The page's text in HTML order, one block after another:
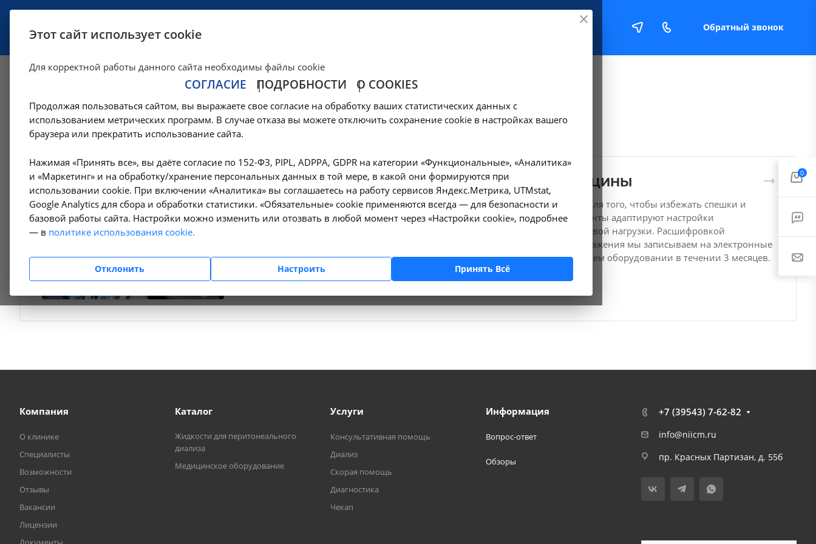
Обратный звонок
Обзоры
Обзоры
Лучевая диагностика в НИИ КЛИНИЧЕСКОЙ МЕДИЦИНЫ
Мы выделяем время на исследования в зависимости от каждой ситуации для того, чтобы избежать спешки и
дискомфорта у медицинских работников и пациента. Наши рентгенлаборанты адаптируют настройки
оборудования для получения качественных снимков и минимизации лучевой нагрузки. Расшифровкой
результатов занимаются опытные врачи рентгенологи. Полученные изображения мы записываем на электронные
носители и передаем пациентам. Результаты обследования хранятся в нашем оборудовании в течении 3 месяцев.
Качественные...
Компания
О клинике
Специалисты
Возможности
Отзывы
Вакансии
Лицензии
Каталог
Жидкости для перитонеального
диализа
Медицинское оборудование
Услуги
Консультативная помощь
Диализ
Скорая помощь
Диагностика
Чекап
Информация
Вопрос-ответ
Обзоры
+7 (39543) 7-62-82
info@niicm.ru
пр. Красных Партизан, д. 55б
0
Этот сайт использует cookie
Для корректной работы данного сайта необходимы файлы cookie
СОГЛАСИЕ ПОДРОБНОСТИ О COOKIES
Продолжая пользоваться сайтом, вы выражаете свое согласие на обработку ваших статистических данных с
использованием метрических программ. В случае отказа вы можете отключить сохранение cookie в настройках вашего
браузера или прекратить использование сайта.
Нажимая «Принять все», вы даёте согласие по 152-ФЗ, PIPL, ADPPA, GDPR на категории «Функциональные», «Аналитика»
и «Маркетинг» и на обработку/хранение персональных данных в той мере, в какой они формируются при
использовании cookie. При включении «Аналитика» вы соглашаетесь на работу сервисов Яндекс.Метрика, UTMstat,
Google Analytics для сбора и обработки статистики. «Обязательные» cookie применяются всегда — для безопасности и
базовой работы сайта. Настройки можно изменить или отозвать в любой момент через «Настройки cookie», подробнее
— в политике использования cookie.
Отклонить Настроить Принять Всё